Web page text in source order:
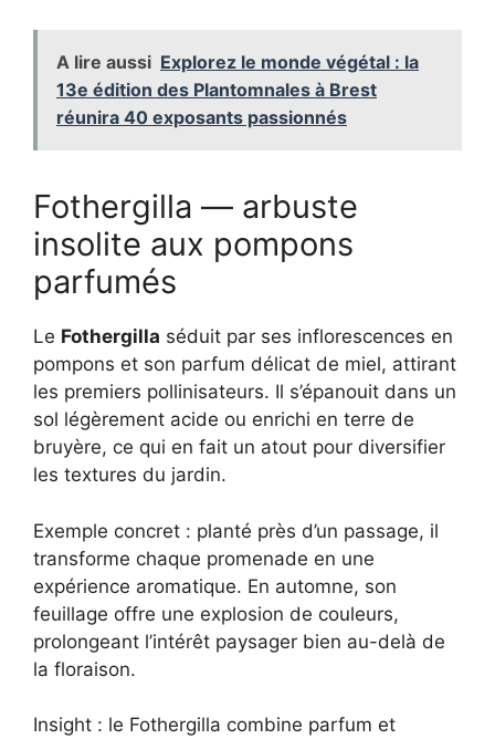
A lire aussi Explorez le monde végétal : la
13e édition des Plantomnales à Brest
réunira 40 exposants passionnés
Fothergilla — arbuste
insolite aux pompons
parfumés
Le Fothergilla séduit par ses inflorescences en
pompons et son parfum délicat de miel, attirant
les premiers pollinisateurs. Il s’épanouit dans un
sol légèrement acide ou enrichi en terre de
bruyère, ce qui en fait un atout pour diversifier
les textures du jardin.
Exemple concret : planté près d’un passage, il
transforme chaque promenade en une
expérience aromatique. En automne, son
feuillage offre une explosion de couleurs,
prolongeant l’intérêt paysager bien au-delà de
la floraison.
Insight : le Fothergilla combine parfum et